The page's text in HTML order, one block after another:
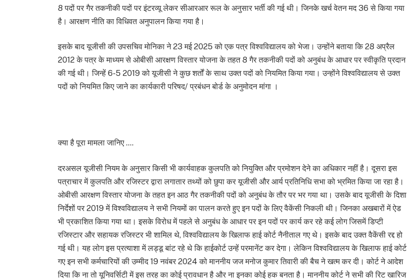
8 पदों पर गैर तकनीकी पदों पर इंटरव्यू लेकर सीआरआर रूल के अनुसार भर्ती की गई थी। जिनके खर्च वेतन मद 36 से किया गया
है। आरक्षण नीति का विधिवत अनुपालन किया गया है।
इसके बाद यूजीसी की उपसचिव मोनिका ने 23 मई 2025 को एक पत्र विश्वविद्यालय को भेजा। उन्होंने बताया कि 28 अप्रैल
2012 के पत्र के माध्यम से ओबीसी आरक्षण विस्तार योजना के तहत 8 गैर तकनीकी पदों को अनुबंध के आधार पर स्वीकृति प्रदान
की गई थी। जिन्हें 6-5 2019 को यूजीसी ने कुछ शर्तों के साथ उक्त पदों को नियमित किया गया। उन्होंने विश्वविद्यालय से उक्त
पदों को नियमित किए जाने का कार्यकारी परिषद/ प्रबंधन बोर्ड के अनुमोदन मांगा ।
क्या है पूरा मामला जानिए ….
दरअसल यूजीसी नियम के अनुसार किसी भी कार्यवाहक कुलपति को नियुक्ति और प्रमोशन देने का अधिकार नहीं है। दूसरा इस
पत्राचार में कुलपति और रजिस्टर द्वारा लगातार तथ्यों को छुपा कर यूजीसी और आर्य प्रतिनिधि सभा को भ्रमित किया जा रहा है।
ओबीसी आरक्षण विस्तार योजना के तहत इन आठ गैर तकनीकी पदों को अनुबंध के तौर पर भर गया था। उसके बाद यूजीसी के दिशा
निर्देशों पर 2019 में विश्वविद्यालय ने सभी नियमों का पालन करते हुए इन पदों के लिए वैकेंसी निकली थी। जिनका अखबारों में ऐड
भी प्रकाशित किया गया था। इसके विरोध में पहले से अनुबंध के आधार पर इन पदों पर कार्य कर रहे कई लोग जिसमें डिप्टी
रजिस्टार और सहायक रजिस्टर भी शामिल थे, विश्वविद्यालय के खिलाफ हाई कोर्ट नैनीताल गए थे। इसके बाद उक्त वैकेंसी रद्द हो
गई थी। यह लोग इस प्रत्याशा में लड्डू बांट रहे थे कि हाईकोर्ट उन्हें परमानेंट कर देगा। लेकिन विश्वविद्यालय के खिलाफ हाई कोर्ट
गए इन सभी कर्मचारियों की उम्मीद 19 नवंबर 2024 को माननीय जज मनोज कुमार तिवारी की बैच ने खत्म कर दी। कोर्ट ने आदेश
दिया कि ना तो यूनिवर्सिटी में इस तरह का कोई प्रावधान है और ना इनका कोई हक बनता है। माननीय कोर्ट ने सभी की रिट खारिज